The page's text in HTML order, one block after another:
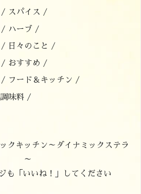
/ スパイス /
/ ハーブ /
/ 日々のこと /
/ おすすめ /
/ フード＆キッチン /
味料 /
クキッチン～ダイナミックステラ
～
も「いいね！」してください